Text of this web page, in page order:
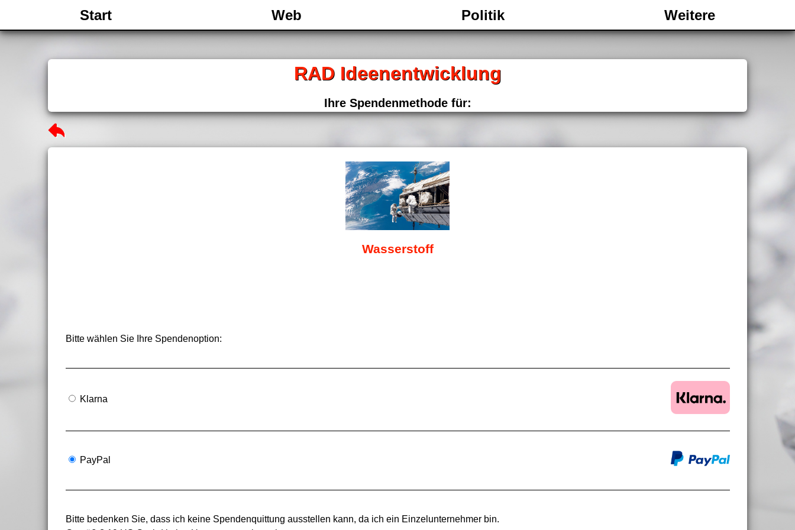
Start Web Politik Weitere
RAD Ideenentwicklung
Ihre Spendenmethode für:
Wasserstoff
Bitte wählen Sie Ihre Spendenoption:
Klarna
PayPal
Bitte bedenken Sie, dass ich keine Spendenquittung ausstellen kann, da ich ein Einzelunternehmer bin.